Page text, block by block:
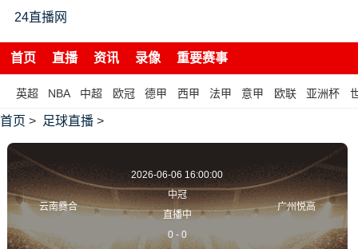
24直播网
首页 直播 资讯 录像 重要赛事
英超 NBA 中超 欧冠 德甲 西甲 法甲 意甲 欧联 亚洲杯
首页 > 足球直播 >
云南爨合
2026-06-06 16:00:00
中冠
直播中
0 - 0
广州悦高